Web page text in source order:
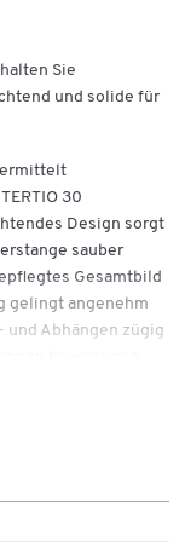
Sie
und solide für
30
Design sorgt
sauber
Gesamtbild
gelingt angenehm
und Abhängen zügig
bevorzugen.
Dunkelgrau,
Aufhängung